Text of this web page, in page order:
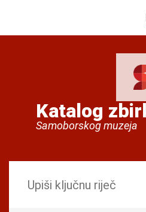
Katalog
Samoborskog muzeja